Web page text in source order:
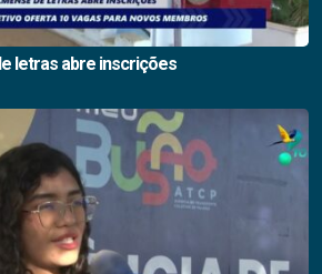
letras abre inscrições